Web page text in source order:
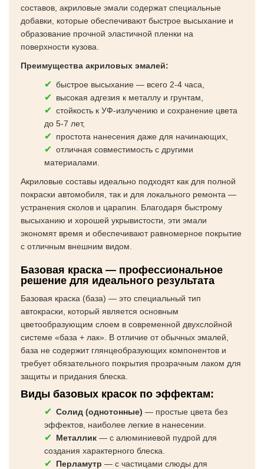
составов, акриловые эмали содержат специальные
добавки, которые обеспечивают быстрое высыхание и
образование прочной эластичной пленки на
поверхности кузова.
Преимущества акриловых эмалей:
быстрое высыхание — всего 2-4 часа,
высокая адгезия к металлу и грунтам,
стойкость к УФ-излучению и сохранение цвета
до 5-7 лет,
простота нанесения даже для начинающих,
отличная совместимость с другими
материалами.
Акриловые составы идеально подходят как для полной
покраски автомобиля, так и для локального ремонта —
устранения сколов и царапин. Благодаря быстрому
высыханию и хорошей укрывистости, эти эмали
экономят время и обеспечивают равномерное покрытие
с отличным внешним видом.
Базовая краска — профессиональное
решение для идеального результата
Базовая краска (база) — это специальный тип
автокраски, который является основным
цветообразующим слоем в современной двухслойной
системе «база + лак». В отличие от обычных эмалей,
база не содержит глянцеобразующих компонентов и
требует обязательного покрытия прозрачным лаком для
защиты и придания блеска.
Виды базовых красок по эффектам:
Солид (однотонные) — простые цвета без
эффектов, наиболее легкие в нанесении.
Металлик — с алюминиевой пудрой для
создания характерного блеска.
Перламутр — с частицами слюды для